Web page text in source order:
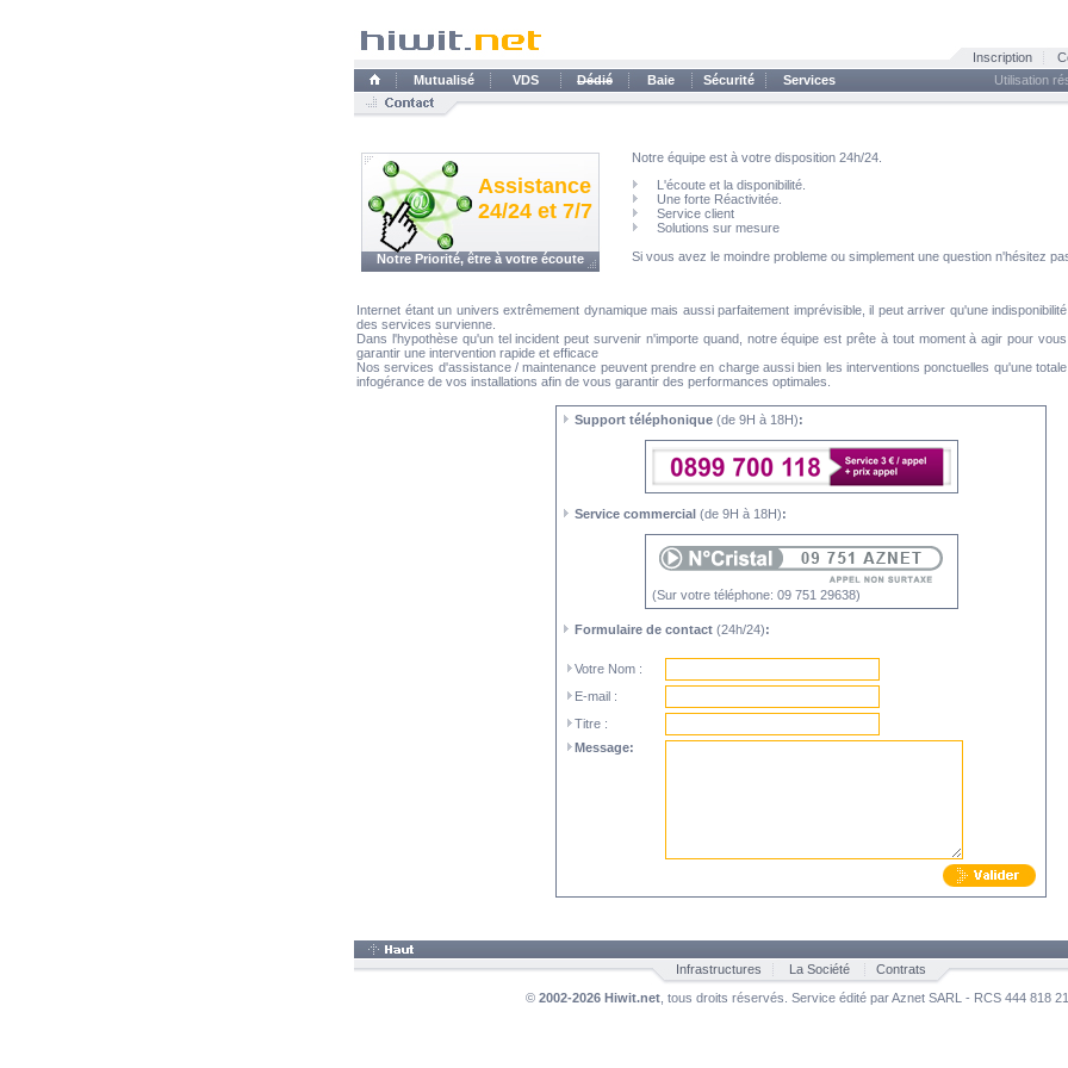
Inscription
Mutualisé
VDS Dédié Baie Sécurité Services Utilisation
Assistance
24/24 et 7/7
Notre Priorité, être à votre écoute
Notre équipe est à votre disposition 24h/24.
L'écoute et la disponibilité.
Une forte Réactivitée.
Service client
Solutions sur mesure
Si vous avez le moindre probleme ou simplement une question n'hésitez
Internet étant un univers extrêmement dynamique mais aussi parfaitement imprévisible, il peut arriver qu'une indisponibilité
des services survienne.
Dans l'hypothèse qu'un tel incident peut survenir n'importe quand, notre équipe est prête à tout moment à agir pour vous
garantir une intervention rapide et efficace
Nos services d'assistance / maintenance peuvent prendre en charge aussi bien les interventions ponctuelles qu'une totale
infogérance de vos installations afin de vous garantir des performances optimales.
Support téléphonique (de 9H à 18H):
Service commercial (de 9H à 18H):
(Sur votre téléphone: 09 751 29638)
Formulaire de contact (24h/24):
Votre Nom :
E-mail :
Titre :
Message:
Infrastructures La Société
Contrats
© 2002-2026 Hiwit.net , tous droits réservés. Service édité par Aznet SARL - RCS 444 818